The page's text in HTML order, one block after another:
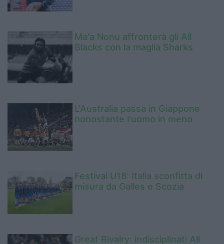
Ma'a Nonu affronterà gli All
Blacks con la maglia Sharks
L'Australia passa in Giappone
nonostante l'uomo in meno
Festival U18: Italia sconfitta di
misura da Galles e Scozia
Great Rivalry: indisciplinati All